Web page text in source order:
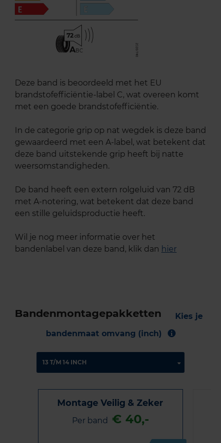
72
ABC
Deze band is beoordeeld met het EU
brandstofefficiëntie-label C, wat overeen komt
met een goede brandstofefficiëntie.
In de categorie grip op nat wegdek is deze band
gewaardeerd met een A-label, wat betekent dat
deze band uitstekende grip heeft bij natte
weersomstandigheden.
De band heeft een extern rolgeluid van 72 dB
met A-notering, wat betekent dat deze band
een stille geluidsproductie heeft.
Wil je nog meer informatie over het
bandenlabel van deze band, klik dan hier
Bandenmontagepakketten
Kies je
bandenmaat omvang (inch)
Montage Veilig & Zeker
Per band € 40,-